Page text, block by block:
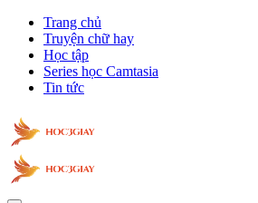
Trang chủ
Truyện chữ hay
Học tập
Series học Camtasia
Tin tức